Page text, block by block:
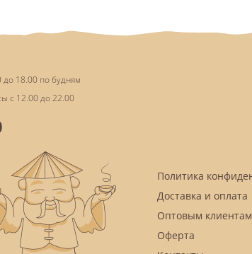
до 18.00 по будням
с 12.00 до 22.00
Политика
Доставка и оплата
Оптовым клиентам
Оферта